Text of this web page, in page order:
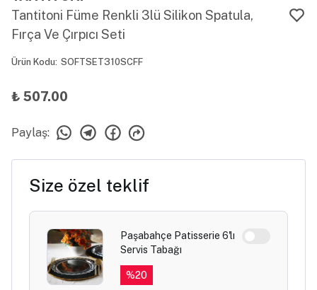
Tantitoni Füme Renkli 3lü Silikon Spatula,
Fırça Ve Çırpıcı Seti
Ürün Kodu: SOFTSET310SCFF
₺ 507.00
Paylaş:
Size özel teklif
Paşabahçe Patisserie 6'lı
Servis Tabağı
%20